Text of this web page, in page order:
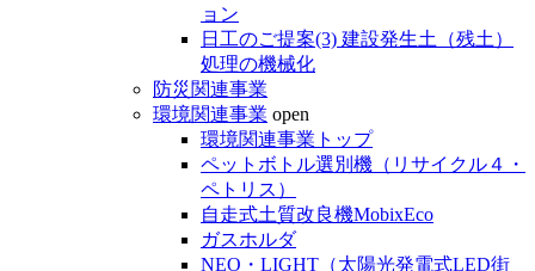
ョン
日工のご提案(3) 建設発生土（残土）
処理の機械化
防災関連事業
環境関連事業 open
環境関連事業トップ
ペットボトル選別機（リサイクル４・
ペトリス）
自走式土質改良機MobixEco
ガスホルダ
NEO・LIGHT（太陽光発電式LED街